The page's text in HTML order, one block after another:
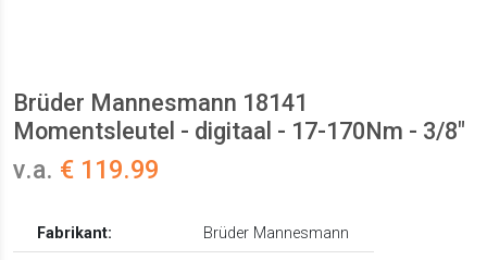
Brüder Mannesmann 18141
Momentsleutel - digitaal - 17-170Nm - 3/8"
v.a. € 119.99
Fabrikant:
Brüder Mannesmann